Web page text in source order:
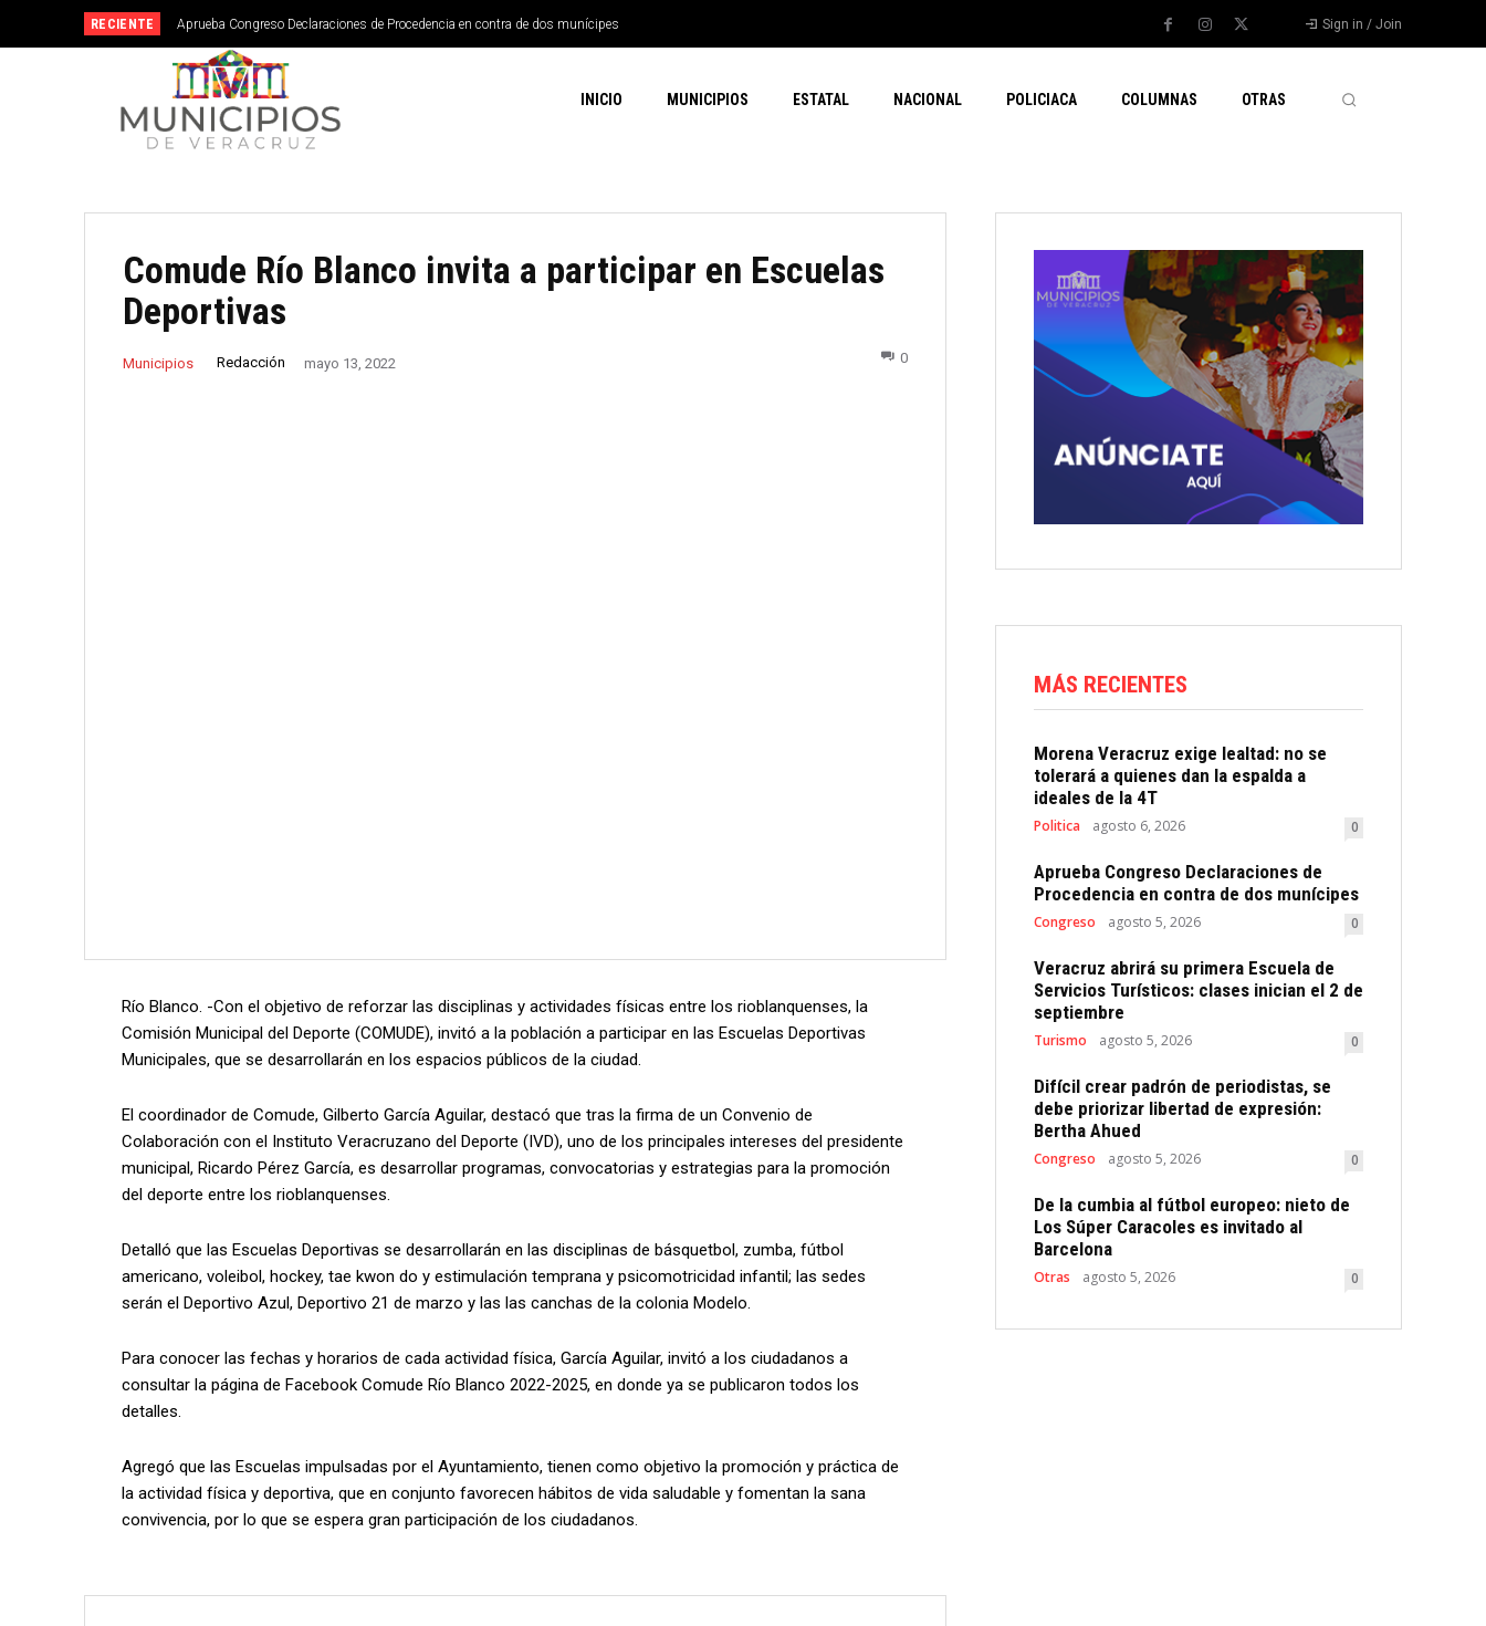
RECIENTE Aprueba Congreso Declaraciones de Procedencia en contra de dos munícipes Sign in / Join
INICIO MUNICIPIOS ESTATAL NACIONAL POLICIACA COLUMNAS OTRAS
Comude Río Blanco invita a participar en Escuelas
Deportivas
Municipios Redacción mayo 13, 2022 0
Río Blanco. -Con el objetivo de reforzar las disciplinas y actividades físicas entre los rioblanquenses, la
Comisión Municipal del Deporte (COMUDE), invitó a la población a participar en las Escuelas Deportivas
Municipales, que se desarrollarán en los espacios públicos de la ciudad.
El coordinador de Comude, Gilberto García Aguilar, destacó que tras la firma de un Convenio de
Colaboración con el Instituto Veracruzano del Deporte (IVD), uno de los principales intereses del presidente
municipal, Ricardo Pérez García, es desarrollar programas, convocatorias y estrategias para la promoción
del deporte entre los rioblanquenses.
Detalló que las Escuelas Deportivas se desarrollarán en las disciplinas de básquetbol, zumba, fútbol
americano, voleibol, hockey, tae kwon do y estimulación temprana y psicomotricidad infantil; las sedes
serán el Deportivo Azul, Deportivo 21 de marzo y las las canchas de la colonia Modelo.
Para conocer las fechas y horarios de cada actividad física, García Aguilar, invitó a los ciudadanos a
consultar la página de Facebook Comude Río Blanco 2022-2025, en donde ya se publicaron todos los
detalles.
Agregó que las Escuelas impulsadas por el Ayuntamiento, tienen como objetivo la promoción y práctica de
la actividad física y deportiva, que en conjunto favorecen hábitos de vida saludable y fomentan la sana
convivencia, por lo que se espera gran participación de los ciudadanos.
MÁS RECIENTES
Morena Veracruz exige lealtad: no se
tolerará a quienes dan la espalda a
ideales de la 4T
Politica agosto 6, 2026 0
Aprueba Congreso Declaraciones de
Procedencia en contra de dos munícipes
Congreso agosto 5, 2026 0
Veracruz abrirá su primera Escuela de
Servicios Turísticos: clases inician el 2 de
septiembre
Turismo agosto 5, 2026 0
Difícil crear padrón de periodistas, se
debe priorizar libertad de expresión:
Bertha Ahued
Congreso agosto 5, 2026 0
De la cumbia al fútbol europeo: nieto de
Los Súper Caracoles es invitado al
Barcelona
Otras agosto 5, 2026 0